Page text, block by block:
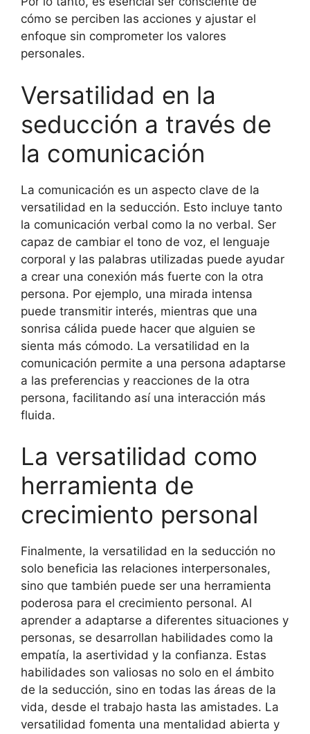
cómo se perciben las acciones y ajustar el
enfoque sin comprometer los valores
personales.
Versatilidad en la
seducción a través de
la comunicación
La comunicación es un aspecto clave de la
versatilidad en la seducción. Esto incluye tanto
la comunicación verbal como la no verbal. Ser
capaz de cambiar el tono de voz, el lenguaje
corporal y las palabras utilizadas puede ayudar
a crear una conexión más fuerte con la otra
persona. Por ejemplo, una mirada intensa
puede transmitir interés, mientras que una
sonrisa cálida puede hacer que alguien se
sienta más cómodo. La versatilidad en la
comunicación permite a una persona adaptarse
a las preferencias y reacciones de la otra
persona, facilitando así una interacción más
fluida.
La versatilidad como
herramienta de
crecimiento personal
Finalmente, la versatilidad en la seducción no
solo beneficia las relaciones interpersonales,
sino que también puede ser una herramienta
poderosa para el crecimiento personal. Al
aprender a adaptarse a diferentes situaciones y
personas, se desarrollan habilidades como la
empatía, la asertividad y la confianza. Estas
habilidades son valiosas no solo en el ámbito
de la seducción, sino en todas las áreas de la
vida, desde el trabajo hasta las amistades. La
versatilidad fomenta una mentalidad abierta y